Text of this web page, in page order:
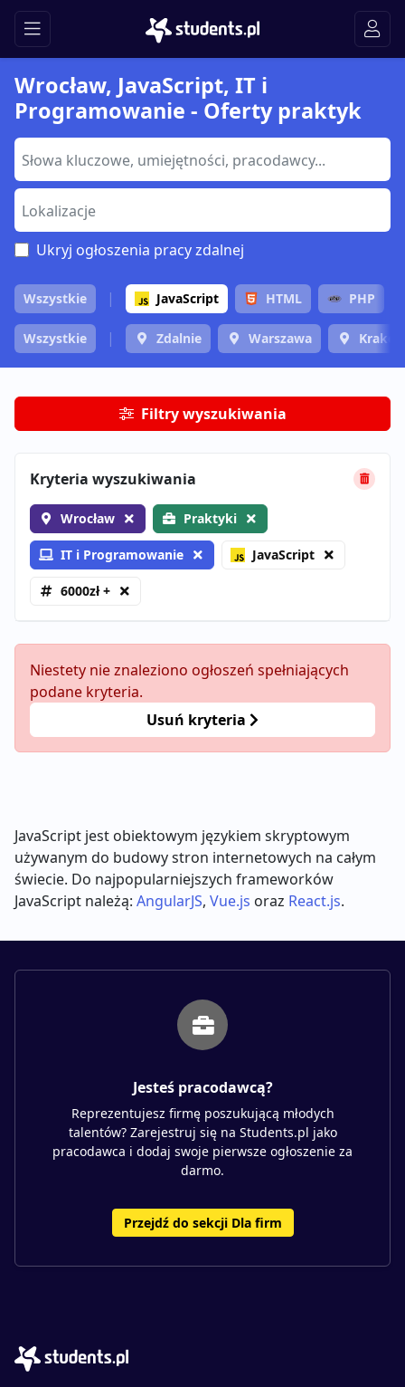
Wrocław, JavaScript, IT i
Programowanie - Oferty praktyk
Ukryj ogłoszenia pracy zdalnej
Wszystkie JavaScript HTML PHP
Wszystkie Zdalnie Warszawa
Filtry wyszukiwania
Kryteria wyszukiwania
Wrocław Praktyki
IT i Programowanie JavaScript
6000zł +
Niestety nie znaleziono ogłoszeń spełniających
podane kryteria.
Usuń kryteria
JavaScript jest obiektowym językiem skryptowym
używanym do budowy stron internetowych na całym
świecie. Do najpopularniejszych frameworków
JavaScript należą: AngularJS, Vue.js oraz React.js.
Jesteś pracodawcą?
Reprezentujesz firmę poszukującą młodych
talentów? Zarejestruj się na Students.pl jako
pracodawca i dodaj swoje pierwsze ogłoszenie za
darmo.
Przejdź do sekcji Dla firm